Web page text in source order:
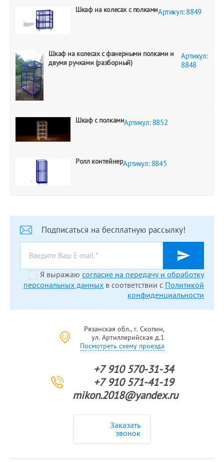
Шкаф на колесах с полкамиАртикул: 8849
Шкаф на колесах с фанерными полками и
двумя ручками (разборный)
Артикул:
8848
Шкаф с полкамиАртикул: 8852
Ролл контейнерАртикул: 8845
Подписаться на бесплатную рассылку!
Я выражаю согласие на передачу и обработку
персональных данных в соответствии с Политикой
конфиденциальности
Рязанская обл., г. Скопин,
ул. Артиллерийская д.1
Посмотреть схему проезда
+7 910 570-31-34
+7 910 571-41-19
mikon.2018@yandex.ru
Заказать
звонок